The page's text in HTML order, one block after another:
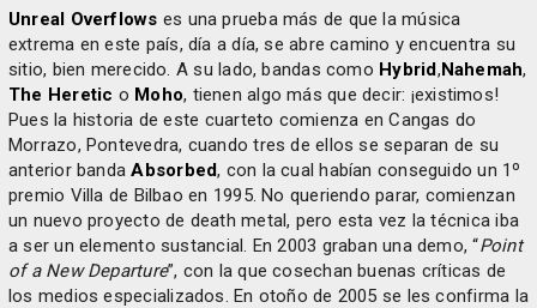
Unreal Overflows es una prueba más de que la música
extrema en este país, día a día, se abre camino y encuentra su
sitio, bien merecido. A su lado, bandas como Hybrid,Nahemah,
The Heretic o Moho, tienen algo más que decir: ¡existimos!
Pues la historia de este cuarteto comienza en Cangas do
Morrazo, Pontevedra, cuando tres de ellos se separan de su
anterior bandaAbsorbed, con la cual habían conseguido un 1º
premio Villa de Bilbao en 1995. No queriendo parar, comienzan
un nuevo proyecto de death metal, pero esta vez la técnica iba
a ser un elemento sustancial. En 2003 graban una demo, “Point
of a New Departure”, con la que cosechan buenas críticas de
los medios especializados. En otoño de 2005 se les confirma la